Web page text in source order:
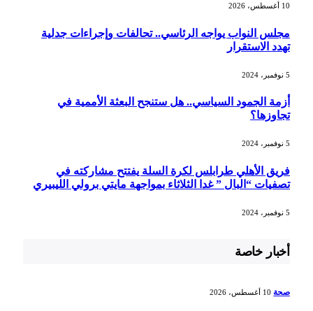
10 أغسطس، 2026
مجلس النواب يواجه الرئاسي.. تحالفات وإجراءات جدلية
تهدد الاستقرار
أزمة الجمود السياسي.. هل ستنجح البعثة الأممية في
تجاوزها؟
فريق الأهلي طرابلس لكرة السلة يفتتح مشاركته في
تصفيات “البال ” غدا الثلاثاء بمواجهة مايتي برولي الليبيري
أخبار خاصة
صحة 10 أغسطس، 2026